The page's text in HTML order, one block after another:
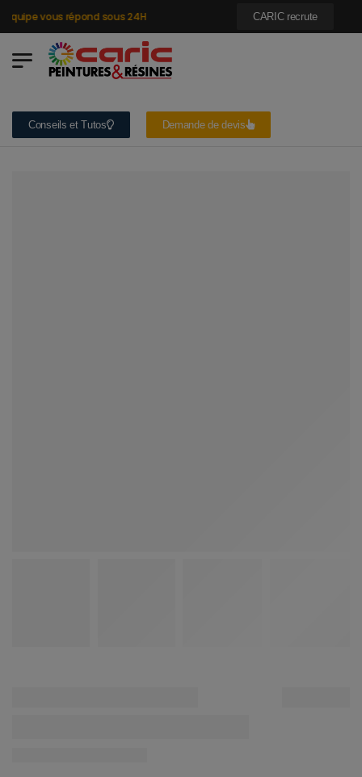
vous répond sous 24H CARIC recrute
Conseils et Tutos Demande de devis